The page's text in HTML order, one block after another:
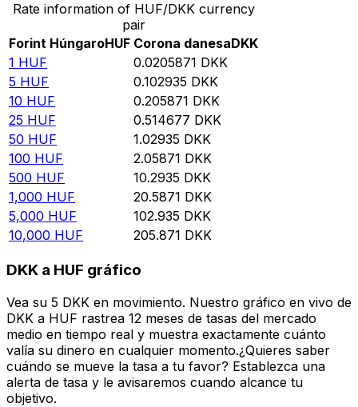
Rate information of HUF/DKK currency
pair
Forint HúngaroHUF Corona danesaDKK
1 HUF 0.0205871 DKK
5 HUF 0.102935 DKK
10 HUF 0.205871 DKK
25 HUF 0.514677 DKK
50 HUF 1.02935 DKK
100 HUF 2.05871 DKK
500 HUF 10.2935 DKK
1,000 HUF 20.5871 DKK
5,000 HUF 102.935 DKK
10,000 HUF 205.871 DKK
DKK a HUF gráfico
Vea su 5 DKK en movimiento. Nuestro gráfico en vivo de
DKK a HUF rastrea 12 meses de tasas del mercado
medio en tiempo real y muestra exactamente cuánto
valía su dinero en cualquier momento.¿Quieres saber
cuándo se mueve la tasa a tu favor? Establezca una
alerta de tasa y le avisaremos cuando alcance tu
objetivo.